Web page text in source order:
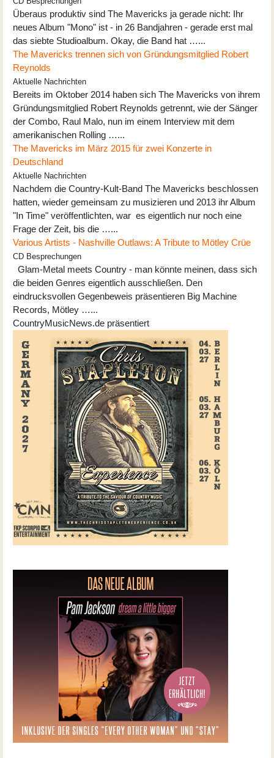
Überaus produktiv sind The Mavericks ja gerade nicht: Ihr
neues Album "Mono" ist - in 26 Bandjahren - gerade erst mal
das siebte Studioalbum. Okay, die Band hat …...
The Mavericks trennen sich von Gründungsmitglied Robert
Reynolds
Aktuelle Nachrichten
Bereits im Oktober 2014 haben sich The Mavericks von ihrem
Gründungsmitglied Robert Reynolds getrennt, wie der Sänger
der Combo, Raul Malo, nun im einem Interview mit dem
amerikanischen Rolling …...
The Mavericks im März 2015 für zwei Konzerte in
Deutschland
Aktuelle Nachrichten
Nachdem die Country-Kult-Band The Mavericks beschlossen
hatten, wieder gemeinsam zu musizieren und 2013 ihr Album
"In Time" veröffentlichten, war es eigentlich nur noch eine
Frage der Zeit, bis die …...
Various Artists - Nashville Outlaws: A Tribute to Mötley Crüe
CD Besprechungen
Glam-Metal meets Country - man könnte meinen, dass sich
die beiden Genres eigentlich ausschließen. Den
eindrucksvollen Gegenbeweis präsentieren Big Machine
Records, Mötley …...
CountryMusicNews.de präsentiert